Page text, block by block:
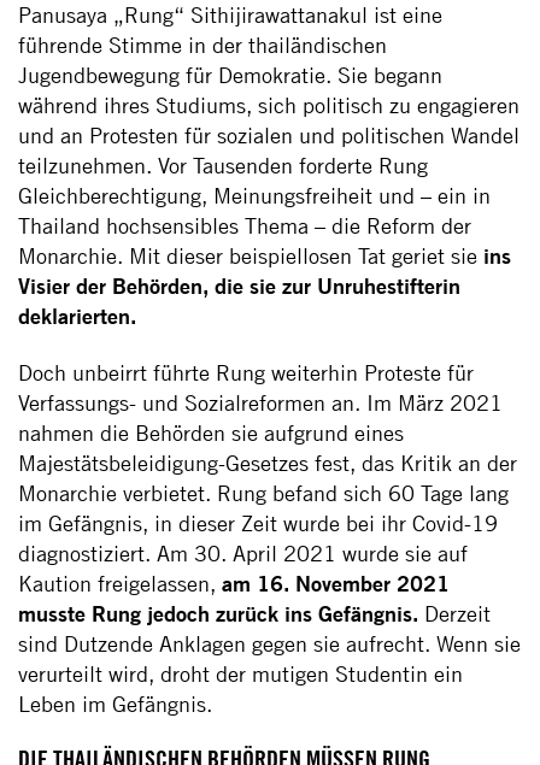
Panusaya „Rung“ Sithijirawattanakul ist eine
führende Stimme in der thailändischen
Jugendbewegung für Demokratie. Sie begann
während ihres Studiums, sich politisch zu engagieren
und an Protesten für sozialen und politischen Wandel
teilzunehmen. Vor Tausenden forderte Rung
Gleichberechtigung, Meinungsfreiheit und – ein in
Thailand hochsensibles Thema – die Reform der
Monarchie. Mit dieser beispiellosen Tat geriet sie ins
Visier der Behörden, die sie zur Unruhestifterin
deklarierten.
Doch unbeirrt führte Rung weiterhin Proteste für
Verfassungs- und Sozialreformen an. Im März 2021
nahmen die Behörden sie aufgrund eines
Majestätsbeleidigung-Gesetzes fest, das Kritik an der
Monarchie verbietet. Rung befand sich 60 Tage lang
im Gefängnis, in dieser Zeit wurde bei ihr Covid-19
diagnostiziert. Am 30. April 2021 wurde sie auf
Kaution freigelassen, am 16. November 2021
musste Rung jedoch zurück ins Gefängnis. Derzeit
sind Dutzende Anklagen gegen sie aufrecht. Wenn sie
verurteilt wird, droht der mutigen Studentin ein
Leben im Gefängnis.
DIE THAILÄNDISCHEN BEHÖRDEN MÜSSEN RUNG